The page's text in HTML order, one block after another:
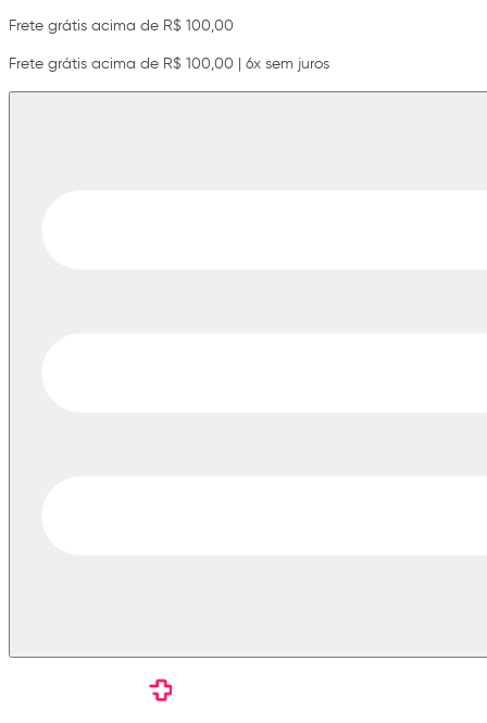
Frete grátis acima de R$ 100,00
Frete grátis acima de R$ 100,00 | 6x sem juros